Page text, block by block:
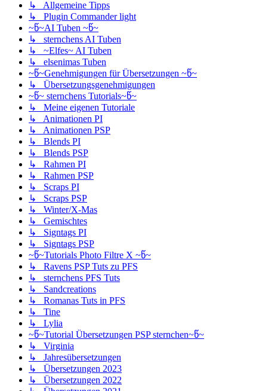
↳ Allgemeine Tipps
↳ Plugin Commander light
~წ~AI Tuben ~წ~
↳ sternchens AI Tuben
↳ ~Elfes~ AI Tuben
↳ elsenimas Tuben
~წ~Genehmigungen für Übersetzungen ~წ~
↳ Übersetzungsgenehmigungen
~წ~ sternchens Tutorials~წ~
↳ Meine eigenen Tutoriale
↳ Animationen PI
↳ Animationen PSP
↳ Blends PI
↳ Blends PSP
↳ Rahmen PI
↳ Rahmen PSP
↳ Scraps PI
↳ Scraps PSP
↳ Winter/X-Mas
↳ Gemischtes
↳ Signtags PI
↳ Signtags PSP
~წ~Tutorials Photo Filtre X ~წ~
↳ Ravens PSP Tuts zu PFS
↳ sternchens PFS Tuts
↳ Sandcreations
↳ Romanas Tuts in PFS
↳ Tine
↳ Lylia
~წ~Tutorial Übersetzungen PSP sternchen~წ~
↳ Virginia
↳ Jahresübersetzungen
↳ Übersetzungen 2023
↳ Übersetzungen 2022